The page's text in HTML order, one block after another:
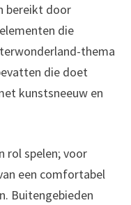
bereikt door
die
thema
die doet
kunstsneeuw en
rol spelen; voor
een comfortabel
Buitengebieden